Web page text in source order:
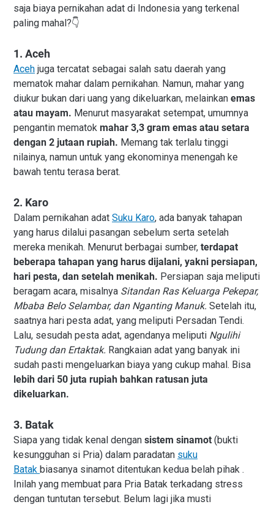
saja biaya pernikahan adat di Indonesia yang terkenal
paling mahal?👇
1. Aceh
Aceh juga tercatat sebagai salah satu daerah yang
mematok mahar dalam pernikahan. Namun, mahar yang
diukur bukan dari uang yang dikeluarkan, melainkan emas
atau mayam. Menurut masyarakat setempat, umumnya
pengantin mematok mahar 3,3 gram emas atau setara
dengan 2 jutaan rupiah. Memang tak terlalu tinggi
nilainya, namun untuk yang ekonominya menengah ke
bawah tentu terasa berat.
2. Karo
Dalam pernikahan adat Suku Karo, ada banyak tahapan
yang harus dilalui pasangan sebelum serta setelah
mereka menikah. Menurut berbagai sumber, terdapat
beberapa tahapan yang harus dijalani, yakni persiapan,
hari pesta, dan setelah menikah. Persiapan saja meliputi
beragam acara, misalnya Sitandan Ras Keluarga Pekepar,
Mbaba Belo Selambar, dan Nganting Manuk. Setelah itu,
saatnya hari pesta adat, yang meliputi Persadan Tendi.
Lalu, sesudah pesta adat, agendanya meliputi Ngulihi
Tudung dan Ertaktak. Rangkaian adat yang banyak ini
sudah pasti mengeluarkan biaya yang cukup mahal. Bisa
lebih dari 50 juta rupiah bahkan ratusan juta
dikeluarkan.
3. Batak
Siapa yang tidak kenal dengan sistem sinamot (bukti
kesungguhan si Pria) dalam paradatan suku
Batak biasanya sinamot ditentukan kedua belah pihak .
Inilah yang membuat para Pria Batak terkadang stress
dengan tuntutan tersebut. Belum lagi jika musti